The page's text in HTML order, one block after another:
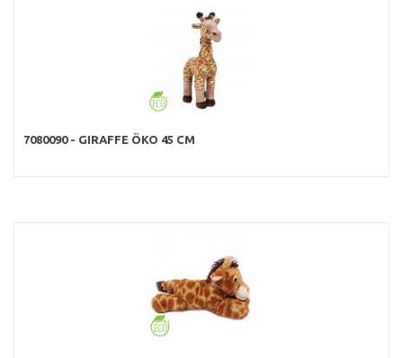
7080090 - GIRAFFE ÖKO 45 CM